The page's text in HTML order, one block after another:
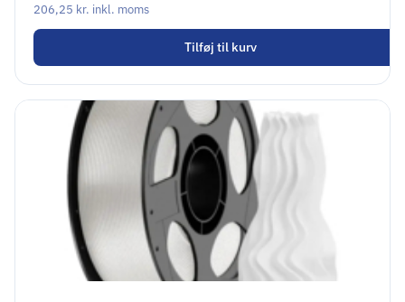
206,25 kr. inkl. moms
Tilføj til kurv